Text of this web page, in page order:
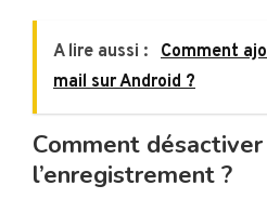
A lire aussi : Comment
mail sur Android ?
Comment désactiver
l’enregistrement ?